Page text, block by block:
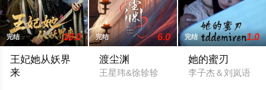
完结 10.0
王妃她从妖界
来
完结 6.0
渡尘渊
王星玮&徐轸轸
完结 1.0
她的蜜刃
李子杰＆刘岚语